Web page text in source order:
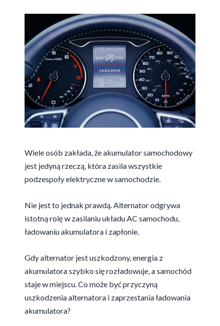
Wiele osób zakłada, że akumulator samochodowy
jest jedyną rzeczą, która zasila wszystkie
podzespoły elektryczne w samochodzie.
Nie jest to jednak prawdą. Alternator odgrywa
istotną rolę w zasilaniu układu AC samochodu,
ładowaniu akumulatora i zapłonie.
Gdy alternator jest uszkodzony, energia z
akumulatora szybko się rozładowuje, a samochód
staje w miejscu. Co może być przyczyną
uszkodzenia alternatora i zaprzestania ładowania
akumulatora?